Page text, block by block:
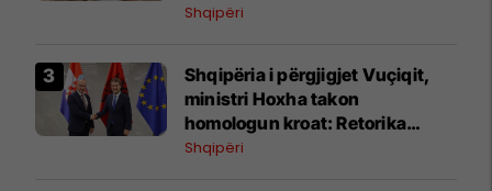
Shqipëri
Shqipëria i përgjigjet Vuçiqit,
ministri Hoxha takon
homologun kroat: Retorika
nacionaliste s’mund të tërheqë
Shqipëri